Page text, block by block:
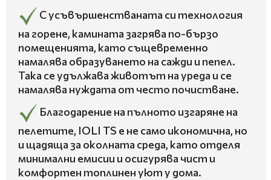
С усъвършенстваната си технология
на горене, камината загрява по-бързо
помещенията, като същевременно
намалява образуването на сажди и пепел.
Така се удължава животът на уреда и се
намалява нуждата от често почистване.
Благодарение на пълното изгаряне на
пелетите, IOLI TS е не само икономична, но
и щадяща за околната среда, като отделя
минимални емисии и осигурява чист и
комфортен топлинен уют у дома.